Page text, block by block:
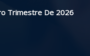
Trimestre De 2026